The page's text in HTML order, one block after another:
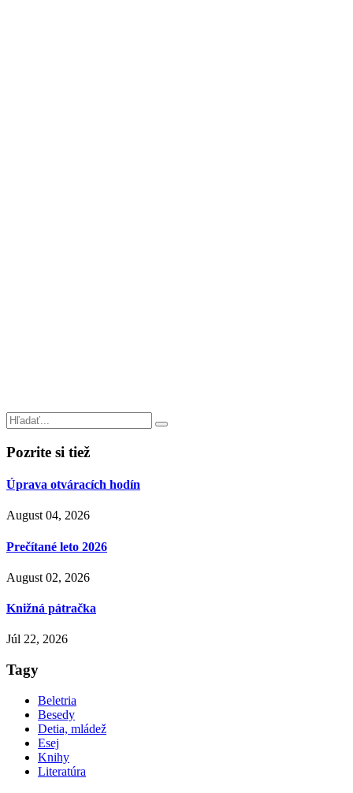
Pozrite si tiež
Úprava otváracích hodín
August 04, 2026
Prečítané leto 2026
August 02, 2026
Knižná pátračka
Júl 22, 2026
Tagy
Beletria
Besedy
Detia, mládež
Esej
Knihy
Literatúra